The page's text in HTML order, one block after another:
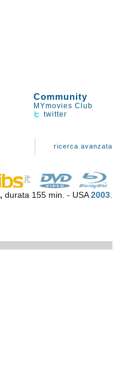
Community
MYmovies Club
twitter
ricerca avanzata
, durata 155 min. - USA2003